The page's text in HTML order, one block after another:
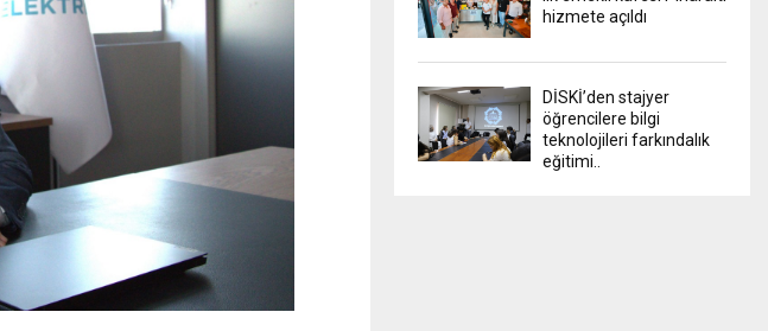
hizmete açıldı
DİSKİ’den stajyer
öğrencilere bilgi
teknolojileri farkındalık
eğitimi..